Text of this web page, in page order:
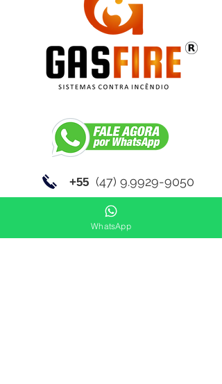
contato@gasfire.com.br
+55 (47) 9.9929-9050
WhatsApp